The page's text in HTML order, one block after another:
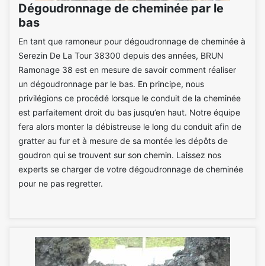
Dégoudronnage de cheminée par le
bas
En tant que ramoneur pour dégoudronnage de cheminée à
Serezin De La Tour 38300 depuis des années, BRUN
Ramonage 38 est en mesure de savoir comment réaliser
un dégoudronnage par le bas. En principe, nous
privilégions ce procédé lorsque le conduit de la cheminée
est parfaitement droit du bas jusqu’en haut. Notre équipe
fera alors monter la débistreuse le long du conduit afin de
gratter au fur et à mesure de sa montée les dépôts de
goudron qui se trouvent sur son chemin. Laissez nos
experts se charger de votre dégoudronnage de cheminée
pour ne pas regretter.